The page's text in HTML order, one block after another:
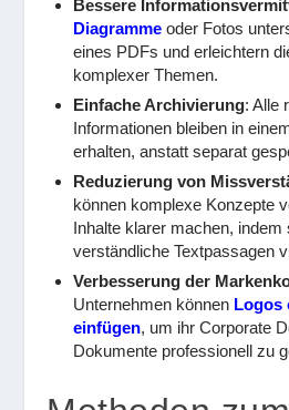
Bessere
Diagramme oder Fotos
eines PDFs und erleichtern
komplexer Themen.
Einfache Archivierung: Alle
Informationen bleiben in
erhalten, anstatt separat
Reduzierung von
können komplexe Konzepte
Inhalte klarer machen, indem
verständliche Textpassagen
Verbesserung der
Unternehmen können Logos
einfügen, um ihr Corporate
Dokumente professionell zu